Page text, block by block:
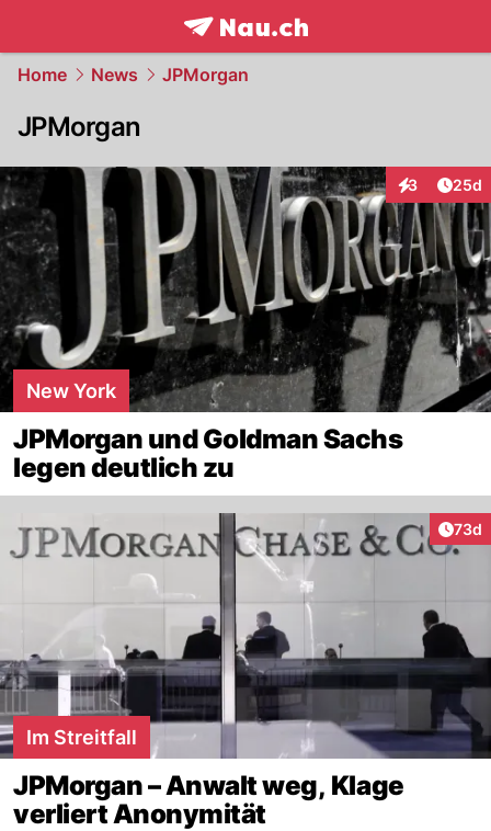
frontpage.NAU.ch
Home News JPMorgan
JPMorgan
3
Interaktionen
25d
New York
JPMorgan und Goldman Sachs
legen deutlich zu
73d
Im Streitfall
JPMorgan – Anwalt weg, Klage
verliert Anonymität